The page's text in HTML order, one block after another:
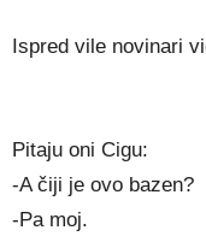
Ispred vile novinari
Pitaju oni Cigu:
-A čiji je ovo bazen?
-Pa moj.